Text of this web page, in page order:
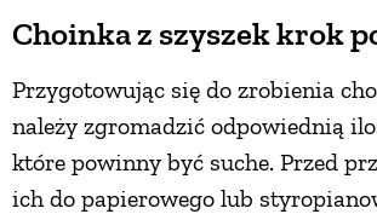
Choinka z szyszek krok
Przygotowując się do zrobienia
należy zgromadzić odpowiednią
które powinny być suche. Przed
ich do papierowego lub